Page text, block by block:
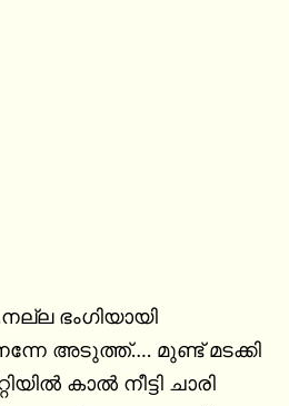
ഭംഗിയായി
അടുത്ത്…. മുണ്ട് മടക്കി
കാൽ നീട്ടി ചാരി